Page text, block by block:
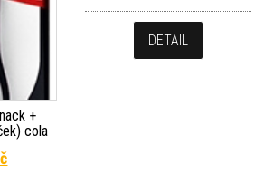
+
cola
cena byla: 36 Kč.
Aktuální cena je: 32 Kč.
DETAIL